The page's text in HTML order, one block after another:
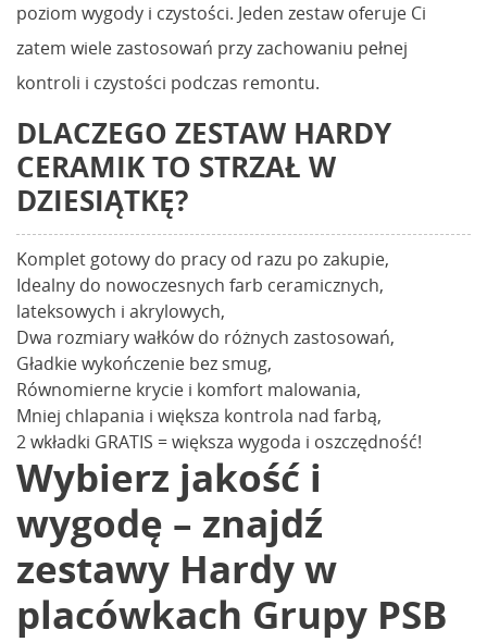
poziom wygody i czystości. Jeden zestaw oferuje Ci
zatem wiele zastosowań przy zachowaniu pełnej
kontroli i czystości podczas remontu.
DLACZEGO ZESTAW HARDY
CERAMIK TO STRZAŁ W
DZIESIĄTKĘ?
Komplet gotowy do pracy od razu po zakupie,
Idealny do nowoczesnych farb ceramicznych,
lateksowych i akrylowych,
Dwa rozmiary wałków do różnych zastosowań,
Gładkie wykończenie bez smug,
Równomierne krycie i komfort malowania,
Mniej chlapania i większa kontrola nad farbą,
2 wkładki GRATIS = większa wygoda i oszczędność!
Wybierz jakość i
wygodę – znajdź
zestawy Hardy w
placówkach Grupy PSB